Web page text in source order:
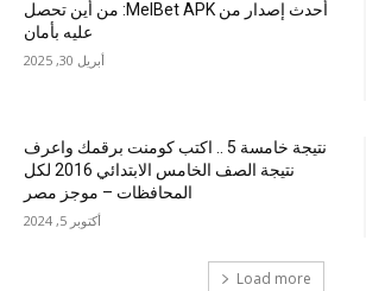
أحدث إصدار من MelBet APK: من أين تحصل
عليه بأمان
أبريل 30, 2025
نتيجة خامسة 5 .. اكتب كومنت برقمك واعرف
نتيجة الصف الخامس الابتدائي 2016 لكل
المحافظات – موجز مصر
أكتوبر 5, 2024
Load more